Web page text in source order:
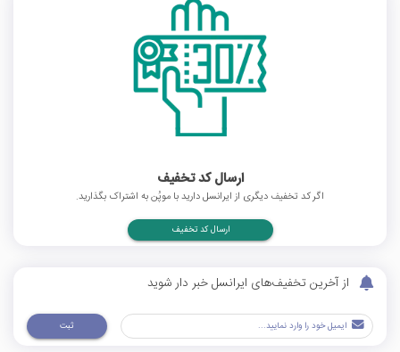
ارسال کد تخفیف
اگر کد تخفیف دیگری از ایرانسل دارید با موپُن به اشتراک بگذارید.
ارسال کد تخفیف
از آخرین تخفیف‌های ایرانسل خبر دار شوید
ثبت